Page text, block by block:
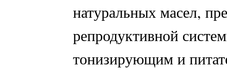
натуральных масел,
репродуктивной
тонизирующим и